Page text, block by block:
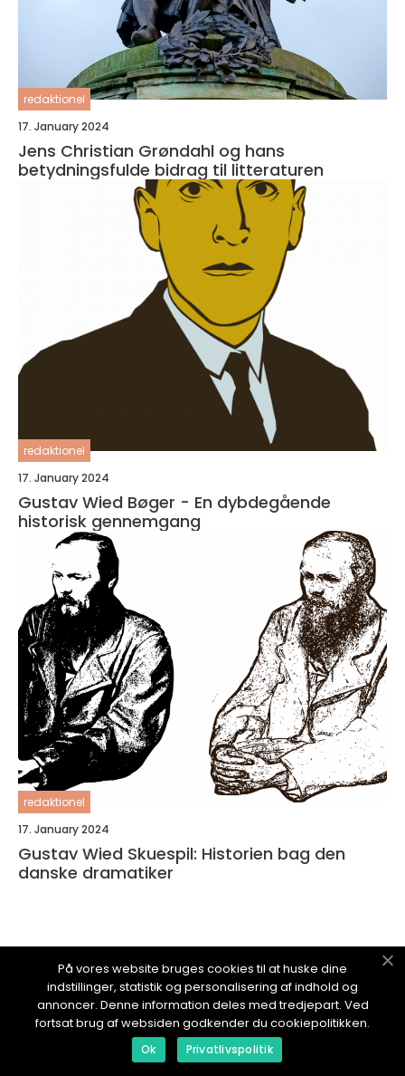
redaktionel
17. January 2024
Jens Christian Grøndahl og hans
betydningsfulde bidrag til litteraturen
redaktionel
17. January 2024
Gustav Wied Bøger - En dybdegående
historisk gennemgang
redaktionel
17. January 2024
Gustav Wied Skuespil: Historien bag den
danske dramatiker
ELSKKUNST.dk
På vores website bruges cookies til at huske dine
indstillinger, statistik og personalisering af indhold og
annoncer. Denne information deles med tredjepart. Ved
fortsat brug af websiden godkender du cookiepolitikken.
Ok Privatlivspolitik